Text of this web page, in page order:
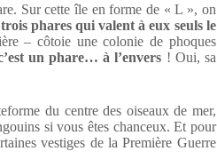
Sur cette île en forme de « L », on
trois phares qui valent à eux seuls le
– côtoie une colonie de phoques
un phare… à l’envers ! Oui, sa
du centre des oiseaux de mer,
si vous êtes chanceux. Et pour
vestiges de la Première Guerre